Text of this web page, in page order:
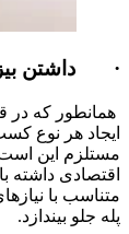
· داشتن
همانطور که در
ایجاد هر نوع
مستلزم این است
اقتصادی داشته
متناسب با
پله جلو بیندازد.